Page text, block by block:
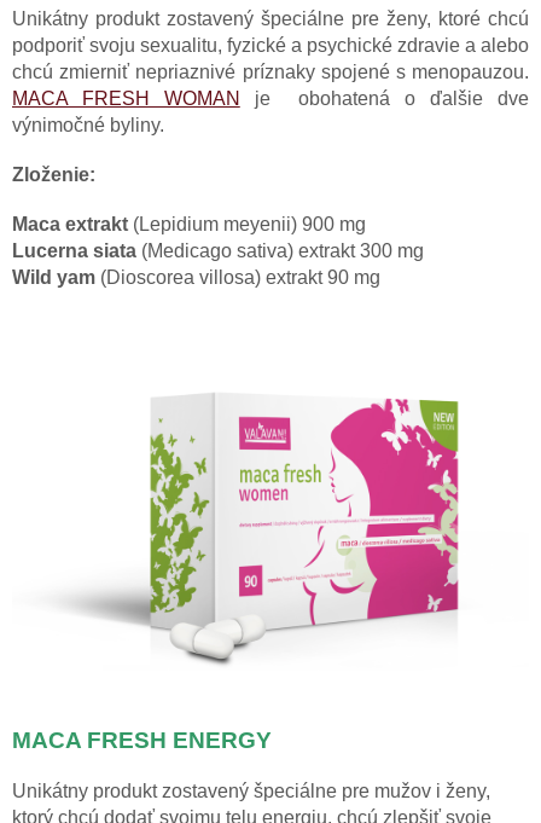
Unikátny produkt zostavený špeciálne pre ženy, ktoré chcú
podporiť svoju sexualitu, fyzické a psychické zdravie a alebo
chcú zmierniť nepriaznivé príznaky spojené s menopauzou.
MACA FRESH WOMAN
je obohatená o ďalšie dve
výnimočné byliny.
Zloženie:
Maca extrakt (Lepidium meyenii) 900 mg
Lucerna siata (Medicago sativa) extrakt 300 mg
Wild yam (Dioscorea villosa) extrakt 90 mg
MACA FRESH ENERGY
Unikátny produkt zostavený špeciálne pre mužov i ženy,
ktorý chcú dodať svojmu telu energiu, chcú zlepšiť svoje